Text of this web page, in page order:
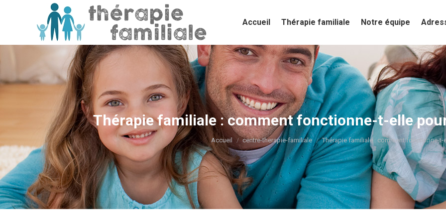
Accueil Thérapie familiale Notre équipe
Thérapie familiale : comment fonctionne-t-elle
Vous êtes ici :
Accueil centre-therapie-familiale Thérapie familiale : comment fonctionne-t-
Accueil Thérapie familiale Notre équipe